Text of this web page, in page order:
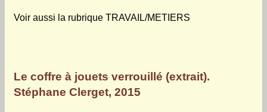
Voir aussi la rubrique TRAVAIL/METIERS
Le coffre à jouets verrouillé (extrait).
Stéphane Clerget, 2015